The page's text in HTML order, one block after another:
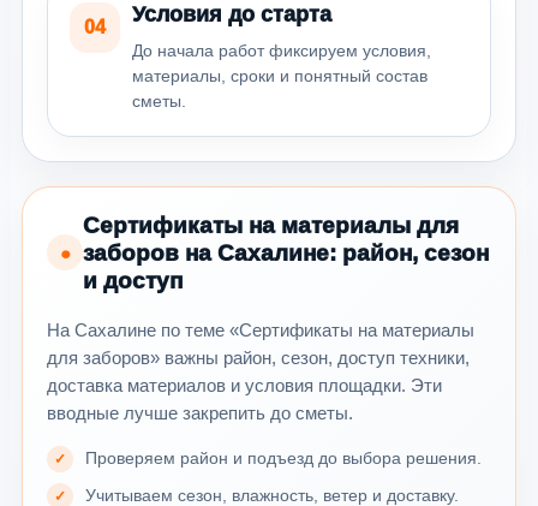
04
Условия до старта
До начала работ фиксируем условия,
материалы, сроки и понятный состав
сметы.
●
Сертификаты на материалы для
заборов на Сахалине: район, сезон
и доступ
На Сахалине по теме «Сертификаты на материалы
для заборов» важны район, сезон, доступ техники,
доставка материалов и условия площадки. Эти
вводные лучше закрепить до сметы.
Проверяем район и подъезд до выбора решения.
Учитываем сезон, влажность, ветер и доставку.